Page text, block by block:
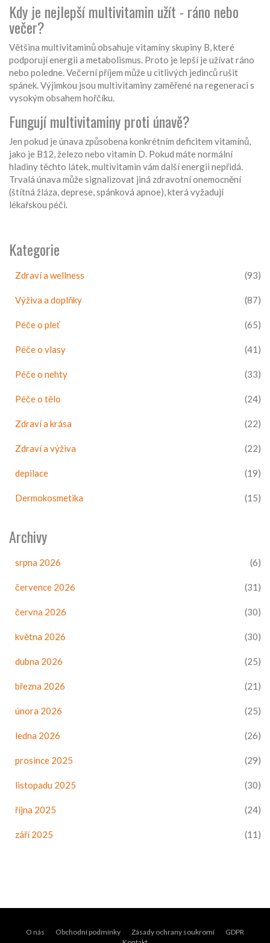
Kdy je nejlepší multivitamin užít - ráno nebo
večer?
Většina multivitaminů obsahuje vitamíny skupiny B, které
podporují energii a metabolismus. Proto je lepší je užívat ráno
nebo poledne. Večerní příjem může u citlivých jedinců rušit
spánek. Výjimkou jsou multivitaminy zaměřené na regeneraci s
vysokým obsahem hořčíku.
Fungují multivitaminy proti únavě?
Jen pokud je únava způsobena konkrétním deficitem vitamínů,
jako je B12, železo nebo vitamín D. Pokud máte normální
hladiny těchto látek, multivitamin vám další energii nepřidá.
Trvalá únava může signalizovat jiná zdravotní onemocnění
(štítná žláza, deprese, spánková apnoe), která vyžadují
lékařskou péči.
Kategorie
Zdraví a wellness (93)
Výživa a doplňky (87)
Péče o pleť (65)
Péče o vlasy (41)
Péče o nehty (33)
Péče o tělo (24)
Zdraví a krása (22)
Zdraví a výživa (22)
depilace (19)
Dermokosmetika (15)
Archivy
srpna 2026 (6)
července 2026 (31)
června 2026 (30)
května 2026 (30)
dubna 2026 (25)
března 2026 (21)
února 2026 (25)
ledna 2026 (26)
prosince 2025 (29)
listopadu 2025 (30)
října 2025 (24)
září 2025 (11)
O nás Obchodní podmínky Zásady ochrany soukromí
GDPR